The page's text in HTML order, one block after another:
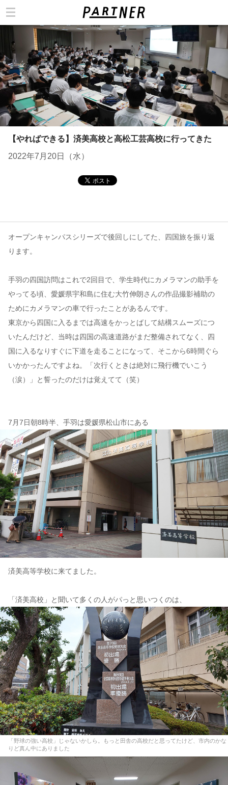
【やればできる】済美高校と高松工芸高校に行ってきた
2022年7月20日（水）
オープンキャンパスシリーズで後回しにしてた、四国旅を振り返
ります。
手羽の四国訪問はこれで2回目で、学生時代にカメラマンの助手を
やってる頃、愛媛県宇和島に住む大竹伸朗さんの作品撮影補助の
ためにカメラマンの車で行ったことがあるんです。
東京から四国に入るまでは高速をかっとばして結構スムーズにつ
いたんだけど、当時は四国の高速道路がまだ整備されてなく、四
国に入るなりすぐに下道を走ることになって、そこから6時間ぐら
いかかったんですよね。「次行くときは絶対に飛行機でいこう
（涙）」と誓ったのだけは覚えてて（笑）
7月7日朝8時半、手羽は愛媛県松山市にある
済美高等学校に来てました。
「済美高校」と聞いて多くの人がパっと思いつくのは、
「野球の強い高校」じゃないかしら。もっと田舎の高校だと思ってたけど、市内のかな
りど真ん中にありました
コンテンツ